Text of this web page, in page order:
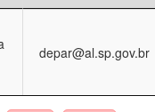
depar@al.sp.gov.br